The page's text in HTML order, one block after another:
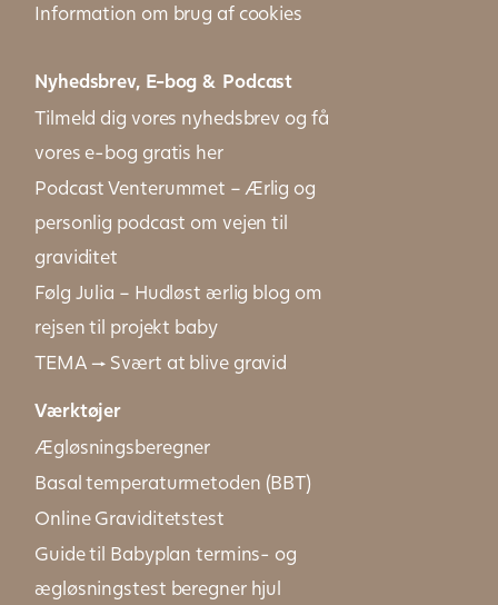
Information om brug af cookies
Nyhedsbrev, E-bog & Podcast
Tilmeld dig vores nyhedsbrev og få
vores e-bog gratis her
Podcast Venterummet – Ærlig og
personlig podcast om vejen til
graviditet
Følg Julia – Hudløst ærlig blog om
rejsen til projekt baby
TEMA → Svært at blive gravid
Værktøjer
Ægløsningsberegner
Basal temperaturmetoden (BBT)
Online Graviditetstest
Guide til Babyplan termins- og
ægløsningstest beregner hjul